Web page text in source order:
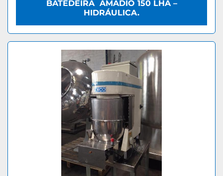
BATEDEIRA AMADIO 150 LHA –
HIDRÁULICA.